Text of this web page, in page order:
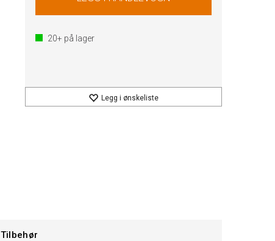
20+ på lager
Legg i ønskeliste
Tilbehør